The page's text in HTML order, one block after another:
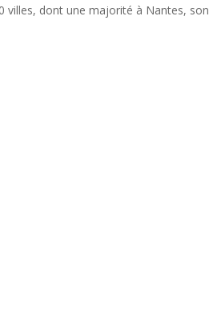
villes, dont une majorité à Nantes, son